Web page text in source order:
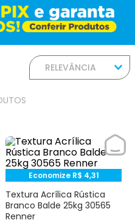
RELEVÂNCIA
Economize R$ 4,31
Textura Acrílica Rústica
Branco Balde 25kg 30565
Renner